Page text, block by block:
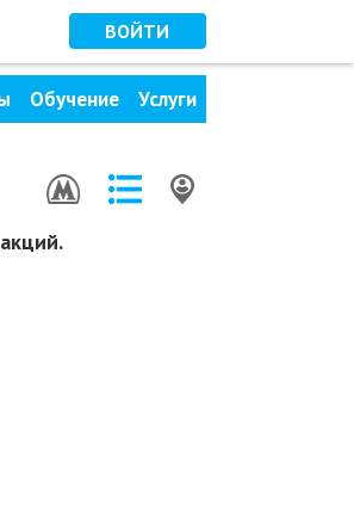
ВОЙТИ
Обучение Услуги